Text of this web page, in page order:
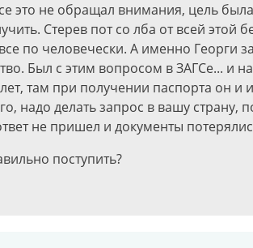
это не обращал внимания, цель
Стерев пот со лба от всей этой
по человечески. А именно Георги
Был с этим вопросом в ЗАГСе... и
там при получении паспорта он и
надо делать запрос в вашу страну,
не пришел и документы
поступить?